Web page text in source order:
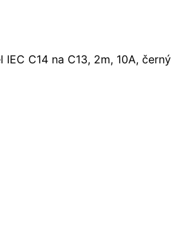
IEC C14 na C13, 2m, 10A, černý